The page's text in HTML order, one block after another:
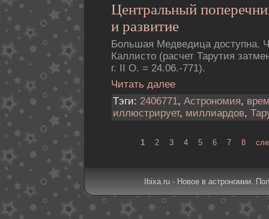
Центральный
и развитие
Большая Медведица доступна.
Каллисто (расчет Тарутия
г. II О. = 24.06.-771).
Читать далее
Тэги: 2406771, Астрономия,
иллюстрирует, миллиардов,
1 2 3 4 5 6 7 8
Ibixa.ru - Новое в астрономии.